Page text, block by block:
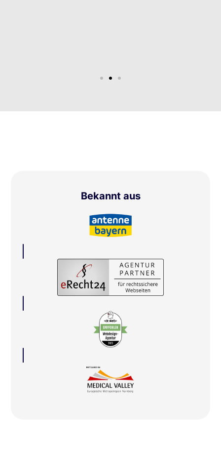
Bekannt aus